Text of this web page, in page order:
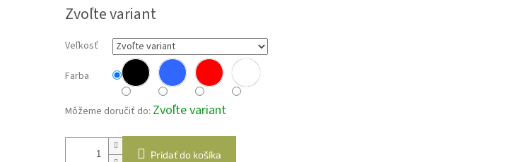
cena:
Zvoľte variant
Veľkosť
Farba
Môžeme doručiť do: Zvoľte variant
Pridať do košíka